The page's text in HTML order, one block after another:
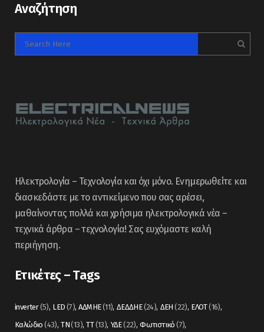
Αναζήτηση
Ηλεκτρολογία – Τεχνολογία και όχι μόνο. Ενημερωθείτε και
διασκεδάστε με το αντικείμενο που σας αρέσει,
μαθαίνοντας πολλά και χρήσιμα ηλεκτρολογικά νέα –
τεχνικά άρθρα – τεχνολογία! Σας ευχόμαστε καλή
περιήγηση.
Ετικέτες – Tags
inverter(5) LED (7) ΑΔΜΗΕ(11) ΔΕΔΔΗΕ(24) ΔΕΗ (22) ΕΛΟΤ(16)
Καλώδιο (43) ΤΝ(13) ΤΤ(13) ΥΔΕ(22) Φωτιστικό (7)